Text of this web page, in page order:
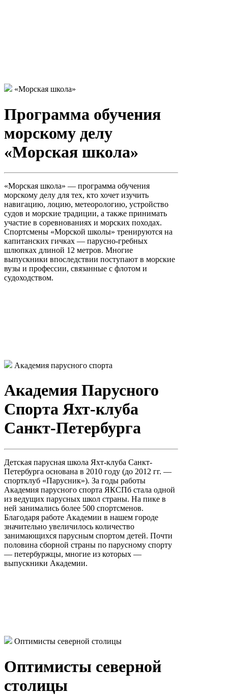
«Морская школа»
Программа обучения
морскому делу
«Морская школа»
«Морская школа» — программа обучения
морскому делу для тех, кто хочет изучить
навигацию, лоцию, метеорологию, устройство
судов и морские традиции, а также принимать
участие в соревнованиях и морских походах.
Спортсмены «Морской школы» тренируются на
капитанских гичках — парусно-гребных
шлюпках длиной 12 метров. Многие
выпускники впоследствии поступают в морские
вузы и профессии, связанные с флотом и
судоходством.
Академия парусного спорта
Академия Парусного
Спорта Яхт-клуба
Санкт-Петербурга
Детская парусная школа Яхт-клуба Санкт-
Петербурга основана в 2010 году (до 2012 гг. —
спортклуб «Парусник»). За годы работы
Академия парусного спорта ЯКСПб стала одной
из ведущих парусных школ страны. На пике в
ней занимались более 500 спортсменов.
Благодаря работе Академии в нашем городе
значительно увеличилось количество
занимающихся парусным спортом детей. Почти
половина сборной страны по парусному спорту
— петербуржцы, многие из которых —
выпускники Академии.
Оптимисты северной столицы
Оптимисты северной
столицы